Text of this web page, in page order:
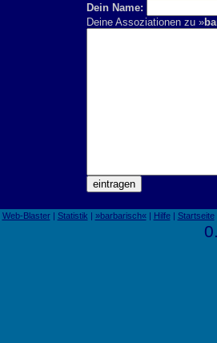
Dein Name:
Deine Assoziationen zu »
Web-Blaster| Statistik | »barbarisch«| Hilfe| Startseite